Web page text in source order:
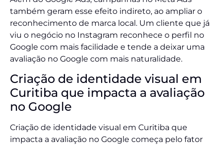
também geram esse efeito indireto, ao ampliar o
reconhecimento de marca local. Um cliente que já
viu o negócio no Instagram reconhece o perfil no
Google com mais facilidade e tende a deixar uma
avaliação no Google com mais naturalidade.
Criação de identidade visual em
Curitiba que impacta a avaliação
no Google
Criação de identidade visual em Curitiba que
impacta a avaliação no Google começa pelo fator